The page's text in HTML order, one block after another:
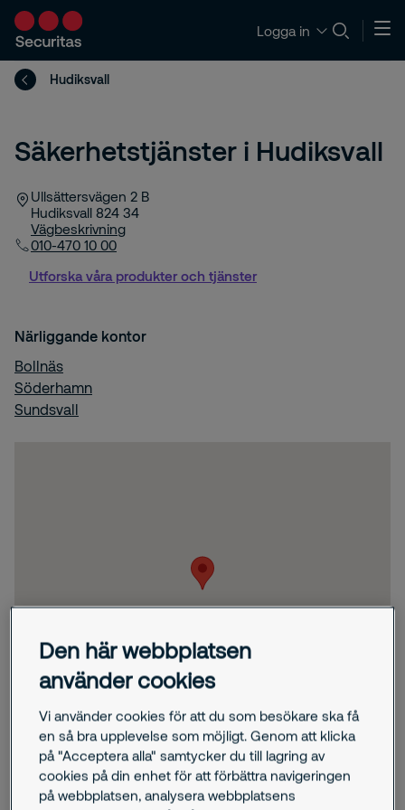
Logga in
Hudiksvall
Säkerhetstjänster i Hudiksvall
Ullsättersvägen 2 B
Hudiksvall 824 34
Vägbeskrivning
010-470 10 00
Utforska våra produkter och tjänster
Närliggande kontor
Bollnäs
Söderhamn
Sundsvall
Den här webbplatsen
använder cookies
Vi använder cookies för att du som besökare ska få
en så bra upplevelse som möjligt. Genom att klicka
på "Acceptera alla" samtycker du till lagring av
cookies på din enhet för att förbättra navigeringen
på webbplatsen, analysera webbplatsens